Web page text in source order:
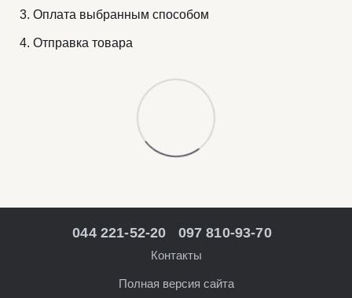
Оплата выбранным способом
Отправка товара
044 221-52-20 097 810-93-70
Контакты
Полная версия сайта